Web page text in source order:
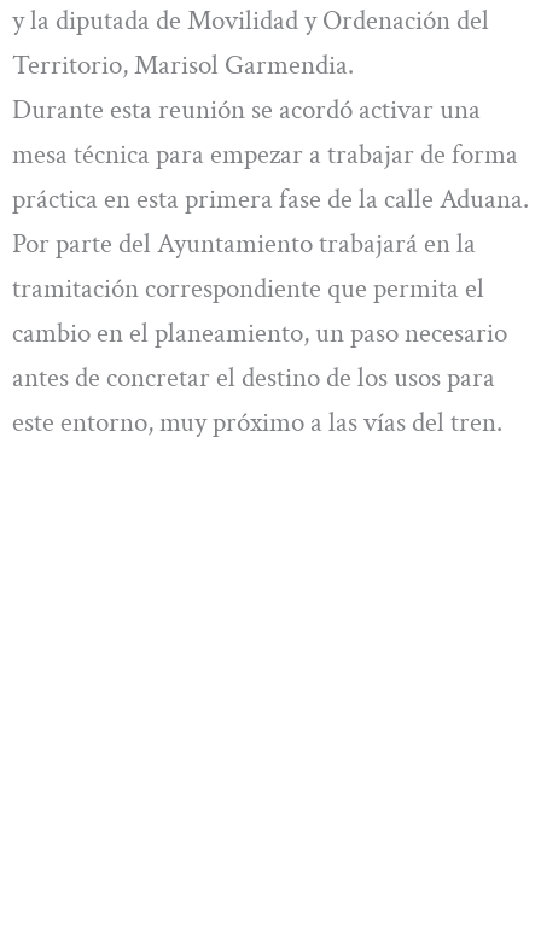
y la diputada de Movilidad y Ordenación del
Territorio, Marisol Garmendia.
Durante esta reunión se acordó activar una
mesa técnica para empezar a trabajar de forma
práctica en esta primera fase de la calle Aduana.
Por parte del Ayuntamiento trabajará en la
tramitación correspondiente que permita el
cambio en el planeamiento, un paso necesario
antes de concretar el destino de los usos para
este entorno, muy próximo a las vías del tren.